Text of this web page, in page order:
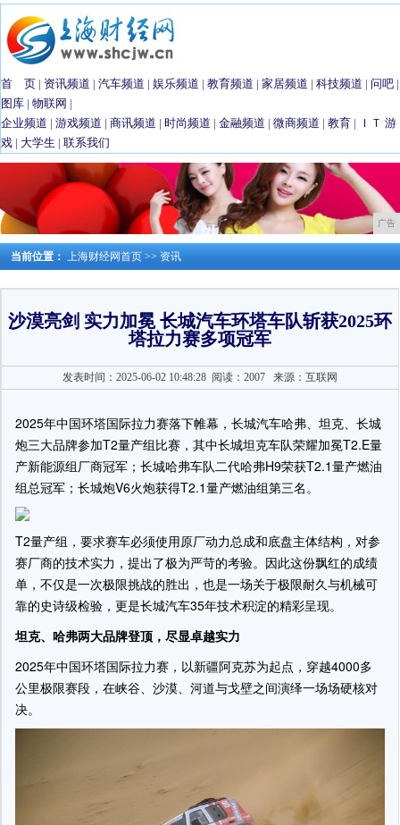
首 页 | 资讯频道 | 汽车频道 | 娱乐频道 | 教育频道 | 家居频道 | 科技频道 | 问吧 |
图库 | 物联网 |
企业频道 | 游戏频道 | 商讯频道 | 时尚频道 | 金融频道 | 微商频道 | 教育 | ＩＴ 游
戏 | 大学生 | 联系我们
广告
当前位置： 上海财经网首页 >> 资讯
沙漠亮剑 实力加冕 长城汽车环塔车队斩获2025环
塔拉力赛多项冠军
发表时间：2025-06-02 10:48:28 阅读：2007来源：互联网
2025年中国环塔国际拉力赛落下帷幕，长城汽车哈弗、坦克、长城
炮三大品牌参加T2量产组比赛，其中长城坦克车队荣耀加冕T2.E量
产新能源组厂商冠军；长城哈弗车队二代哈弗H9荣获T2.1量产燃油
组总冠军；长城炮V6火炮获得T2.1量产燃油组第三名。
T2量产组，要求赛车必须使用原厂动力总成和底盘主体结构，对参
赛厂商的技术实力，提出了极为严苛的考验。因此这份飘红的成绩
单，不仅是一次极限挑战的胜出，也是一场关于极限耐久与机械可
靠的史诗级检验，更是长城汽车35年技术积淀的精彩呈现。
坦克、 哈弗两大品牌登顶，尽显卓越实力
2025年中国环塔国际拉力赛，以新疆阿克苏为起点，穿越4000多
公里极限赛段，在峡谷、沙漠、河道与戈壁之间演绎一场场硬核对
决。